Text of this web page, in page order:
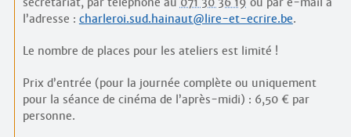
l’adresse : charleroi.sud.hainaut@lire-et-ecrire.be.
Le nombre de places pour les ateliers est limité !
Prix d’entrée (pour la journée complète ou uniquement
pour la séance de cinéma de l’après-midi) : 6,50 € par
personne.